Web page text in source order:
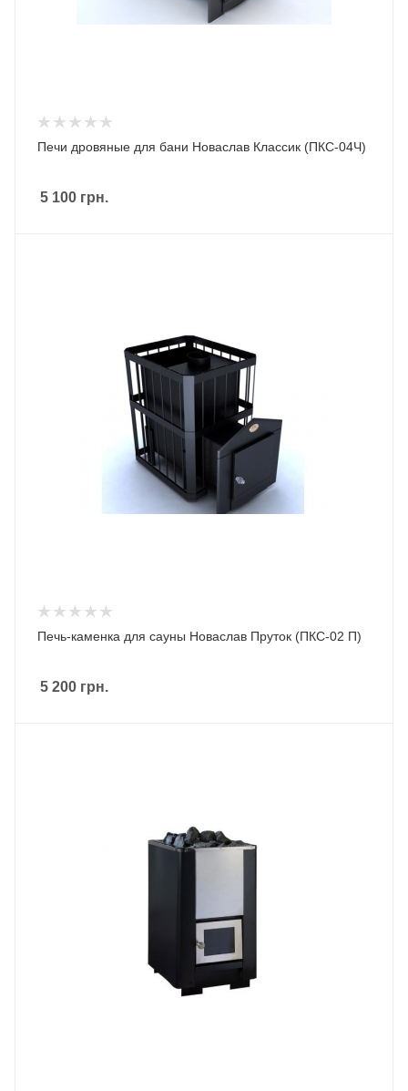
Печи дровяные для бани Новаслав Классик (ПКС-04Ч)
5 100 грн.
Печь-каменка для сауны Новаслав Пруток (ПКС-02 П)
5 200 грн.